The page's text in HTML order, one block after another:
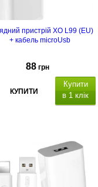
пристрій XO L99 (EU)
+ кабель microUsb
88 грн
КУПИТИ
Купити
в 1 клік